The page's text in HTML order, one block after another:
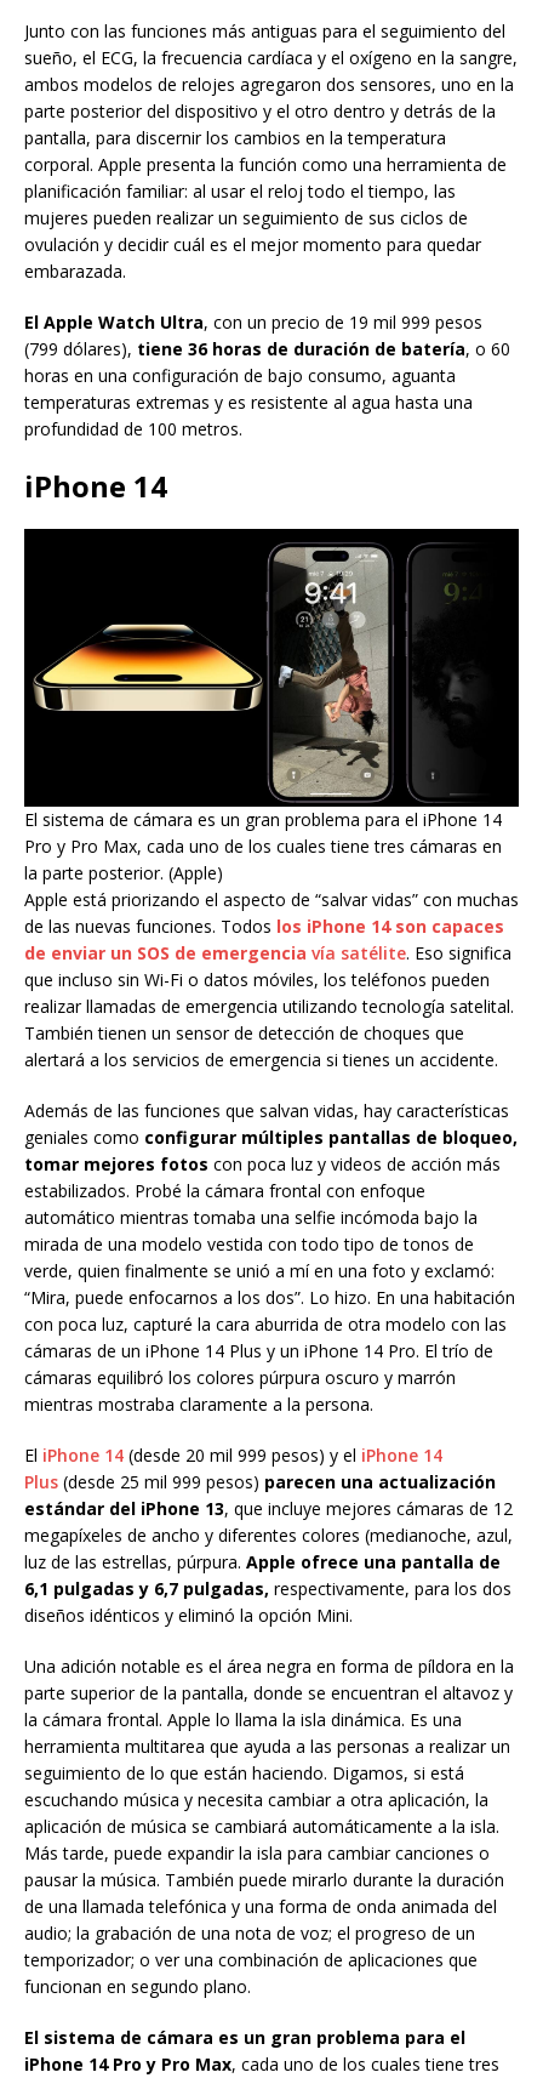
Junto con las funciones más antiguas para el seguimiento del
sueño, el ECG, la frecuencia cardíaca y el oxígeno en la sangre,
ambos modelos de relojes agregaron dos sensores, uno en la
parte posterior del dispositivo y el otro dentro y detrás de la
pantalla, para discernir los cambios en la temperatura
corporal. Apple presenta la función como una herramienta de
planificación familiar: al usar el reloj todo el tiempo, las
mujeres pueden realizar un seguimiento de sus ciclos de
ovulación y decidir cuál es el mejor momento para quedar
embarazada.
El Apple Watch Ultra, con un precio de 19 mil 999 pesos
(799 dólares), tiene 36 horas de duración de batería, o 60
horas en una configuración de bajo consumo, aguanta
temperaturas extremas y es resistente al agua hasta una
profundidad de 100 metros.
iPhone 14
El sistema de cámara es un gran problema para el iPhone 14
Pro y Pro Max, cada uno de los cuales tiene tres cámaras en
la parte posterior. (Apple)
Apple está priorizando el aspecto de “salvar vidas” con muchas
de las nuevas funciones. Todos los iPhone 14 son capaces
de enviar un SOS de emergencia vía satélite. Eso significa
que incluso sin Wi-Fi o datos móviles, los teléfonos pueden
realizar llamadas de emergencia utilizando tecnología satelital.
También tienen un sensor de detección de choques que
alertará a los servicios de emergencia si tienes un accidente.
Además de las funciones que salvan vidas, hay características
geniales como configurar múltiples pantallas de bloqueo,
tomar mejores fotos con poca luz y videos de acción más
estabilizados. Probé la cámara frontal con enfoque
automático mientras tomaba una selfie incómoda bajo la
mirada de una modelo vestida con todo tipo de tonos de
verde, quien finalmente se unió a mí en una foto y exclamó:
“Mira, puede enfocarnos a los dos”. Lo hizo. En una habitación
con poca luz, capturé la cara aburrida de otra modelo con las
cámaras de un iPhone 14 Plus y un iPhone 14 Pro. El trío de
cámaras equilibró los colores púrpura oscuro y marrón
mientras mostraba claramente a la persona.
El iPhone 14 (desde 20 mil 999 pesos) y el iPhone 14
Plus (desde 25 mil 999 pesos) parecen una actualización
estándar del iPhone 13, que incluye mejores cámaras de 12
megapíxeles de ancho y diferentes colores (medianoche, azul,
luz de las estrellas, púrpura. Apple ofrece una pantalla de
6,1 pulgadas y 6,7 pulgadas, respectivamente, para los dos
diseños idénticos y eliminó la opción Mini.
Una adición notable es el área negra en forma de píldora en la
parte superior de la pantalla, donde se encuentran el altavoz y
la cámara frontal. Apple lo llama la isla dinámica. Es una
herramienta multitarea que ayuda a las personas a realizar un
seguimiento de lo que están haciendo. Digamos, si está
escuchando música y necesita cambiar a otra aplicación, la
aplicación de música se cambiará automáticamente a la isla.
Más tarde, puede expandir la isla para cambiar canciones o
pausar la música. También puede mirarlo durante la duración
de una llamada telefónica y una forma de onda animada del
audio; la grabación de una nota de voz; el progreso de un
temporizador; o ver una combinación de aplicaciones que
funcionan en segundo plano.
El sistema de cámara es un gran problema para el
iPhone 14 Pro y Pro Max, cada uno de los cuales tiene tres